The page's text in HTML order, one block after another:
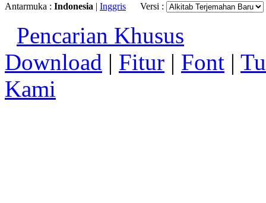
Antarmuka : Indonesia | Inggris Versi :
Pencarian Khusus
Download | Fitur | Font |
Kami